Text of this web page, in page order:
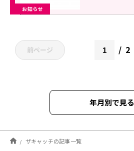
お知らせ
前ページ 2
年月別で見る
2024年04月
ザキャッチの記事一覧